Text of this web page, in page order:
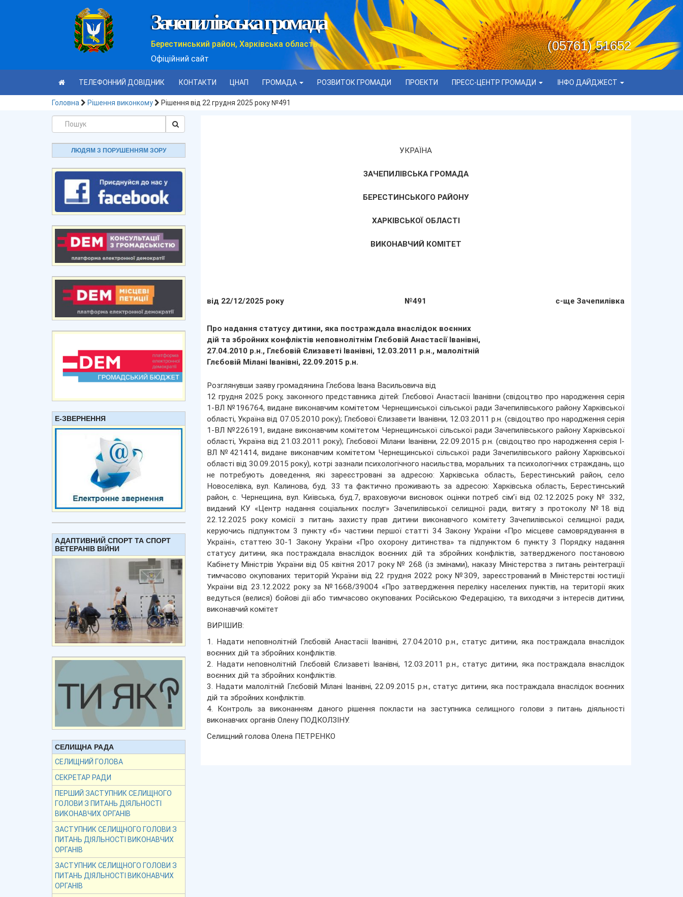
Зачепилівська громада
Берестинський район, Харківська область
Офіційний сайт
(05761) 51652
ТЕЛЕФОННИЙ ДОВІДНИК КОНТАКТИ ЦНАП ГРОМАДА РОЗВИТОК ГРОМАДИ ПРОЕКТИ ПРЕСС-ЦЕНТР ГРОМАДИ ІНФО ДАЙДЖЕСТ
Головна Рішення виконкому Рішення від 22 грудня 2025 року №491
ЛЮДЯМ З ПОРУШЕННЯМ ЗОРУ
Е-ЗВЕРНЕННЯ
АДАПТИВНИЙ СПОРТ ТА СПОРТ
ВЕТЕРАНІВ ВІЙНИ
СЕЛИЩНА РАДА
СЕЛИЩНИЙ ГОЛОВА
СЕКРЕТАР РАДИ
ПЕРШИЙ ЗАСТУПНИК СЕЛИЩНОГО
ГОЛОВИ З ПИТАНЬ ДІЯЛЬНОСТІ
ВИКОНАВЧИХ ОРГАНІВ
ЗАСТУПНИК СЕЛИЩНОГО ГОЛОВИ З
ПИТАНЬ ДІЯЛЬНОСТІ ВИКОНАВЧИХ
ОРГАНІВ
ЗАСТУПНИК СЕЛИЩНОГО ГОЛОВИ З
ПИТАНЬ ДІЯЛЬНОСТІ ВИКОНАВЧИХ
ОРГАНІВ
УКРАЇНА
ЗАЧЕПИЛІВСЬКА ГРОМАДА
БЕРЕСТИНСЬКОГО РАЙОНУ
ХАРКІВСЬКОЇ ОБЛАСТІ
ВИКОНАВЧИЙ КОМІТЕТ
від 22/12/2025 року №491 с-ще Зачепилівка
Про надання статусу дитини, яка постраждала внаслідок воєнних
дій та збройних конфліктів неповнолітнім Глєбовій Анастасії Іванівні,
27.04.2010 р.н., Глєбовій Єлизаветі Іванівні, 12.03.2011 р.н., малолітній
Глєбовій Мілані Іванівні, 22.09.2015 р.н.
Розглянувши заяву громадянина Глєбова Івана Васильовича від
12 грудня 2025 року, законного представника дітей: Глєбової Анастасії Іванівни (свідоцтво про народження серія
1-ВЛ №196764, видане виконавчим комітетом Чернещинської сільської ради Зачепилівського району Харківської
області, Україна від 07.05.2010 року); Глєбової Єлизавети Іванівни, 12.03.2011 р.н. (свідоцтво про народження серія
1-ВЛ №226191, видане виконавчим комітетом Чернещинської сільської ради Зачепилівського району Харківської
області, Україна від 21.03.2011 року); Глєбової Мілани Іванівни, 22.09.2015 р.н. (свідоцтво про народження серія І-
ВЛ №421414, видане виконавчим комітетом Чернещинської сільської ради Зачепилівського району Харківської
області від 30.09.2015 року), котрі зазнали психологічного насильства, моральних та психологічних страждань, що
не потребують доведення, які зареєстровані за адресою: Харківська область, Берестинський район, село
Новоселівка, вул. Калинова, буд. 33 та фактично проживають за адресою: Харківська область, Берестинський
район, с. Чернещина, вул. Київська, буд.7, враховуючи висновок оцінки потреб сім’ї від 02.12.2025 року № 332,
виданий КУ «Центр надання соціальних послуг» Зачепилівської селищної ради, витягу з протоколу №18 від
22.12.2025 року комісії з питань захисту прав дитини виконавчого комітету Зачепилівської селищної ради,
керуючись підпунктом 3 пункту «б» частини першої статті 34 Закону України «Про місцеве самоврядування в
Україні», статтею 30-1 Закону України «Про охорону дитинства» та підпунктом 6 пункту 3 Порядку надання
статусу дитини, яка постраждала внаслідок воєнних дій та збройних конфліктів, затвердженого постановою
Кабінету Міністрів України від 05 квітня 2017 року № 268 (із змінами), наказу Міністерства з питань реінтеграції
тимчасово окупованих територій України від 22 грудня 2022 року №309, зареєстрований в Міністерстві юстиції
України від 23.12.2022 року за №1668/39004 «Про затвердження переліку населених пунктів, на території яких
ведуться (велися) бойові дії або тимчасово окупованих Російською Федерацією, та виходячи з інтересів дитини,
виконавчий комітет
ВИРІШИВ:
1. Надати неповнолітній Глєбовій Анастасії Іванівні, 27.04.2010 р.н., статус дитини, яка постраждала внаслідок
воєнних дій та збройних конфліктів.
2. Надати неповнолітній Глєбовій Єлизаветі Іванівні, 12.03.2011 р.н., статус дитини, яка постраждала внаслідок
воєнних дій та збройних конфліктів.
3. Надати малолітній Глєбовій Мілані Іванівні, 22.09.2015 р.н., статус дитини, яка постраждала внаслідок воєнних
дій та збройних конфліктів.
4. Контроль за виконанням даного рішення покласти на заступника селищного голови з питань діяльності
виконавчих органів Олену ПОДКОЛЗІНУ.
Селищний голова Олена ПЕТРЕНКО